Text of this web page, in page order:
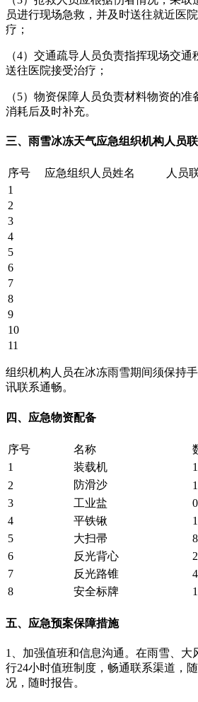
员进行现场急救，并及时送往就近医
疗；
（4）交通疏导人员负责指挥现场交
送往医院接受治疗；
（5）物资保障人员负责材料物资的
消耗后及时补充。
三、雨雪冰冻天气应急组织机构人员
序号 应急组织人员姓名
人员
1
2
3
4
5
6
7
8
9
10
11
组织机构人员在冰冻雨雪期间须保持
讯联系通畅。
四、应急物资配备
序号 名称
1
装载机 1
2
防滑沙
3 工业盐
4
平铁锹
5
大扫帚 8
6
反光背心
7
反光路锥
8
安全标牌
五、应急预案保障措施
1、加强值班和信息沟通。在雨雪、大
行24小时值班制度，畅通联系渠道，
况，随时报告。